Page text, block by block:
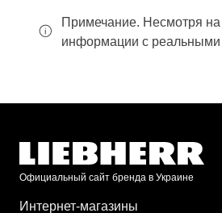
Примечание. Несмотря
информации с реальными
Официальный сайт бренда в Украине
Интернет-магазины